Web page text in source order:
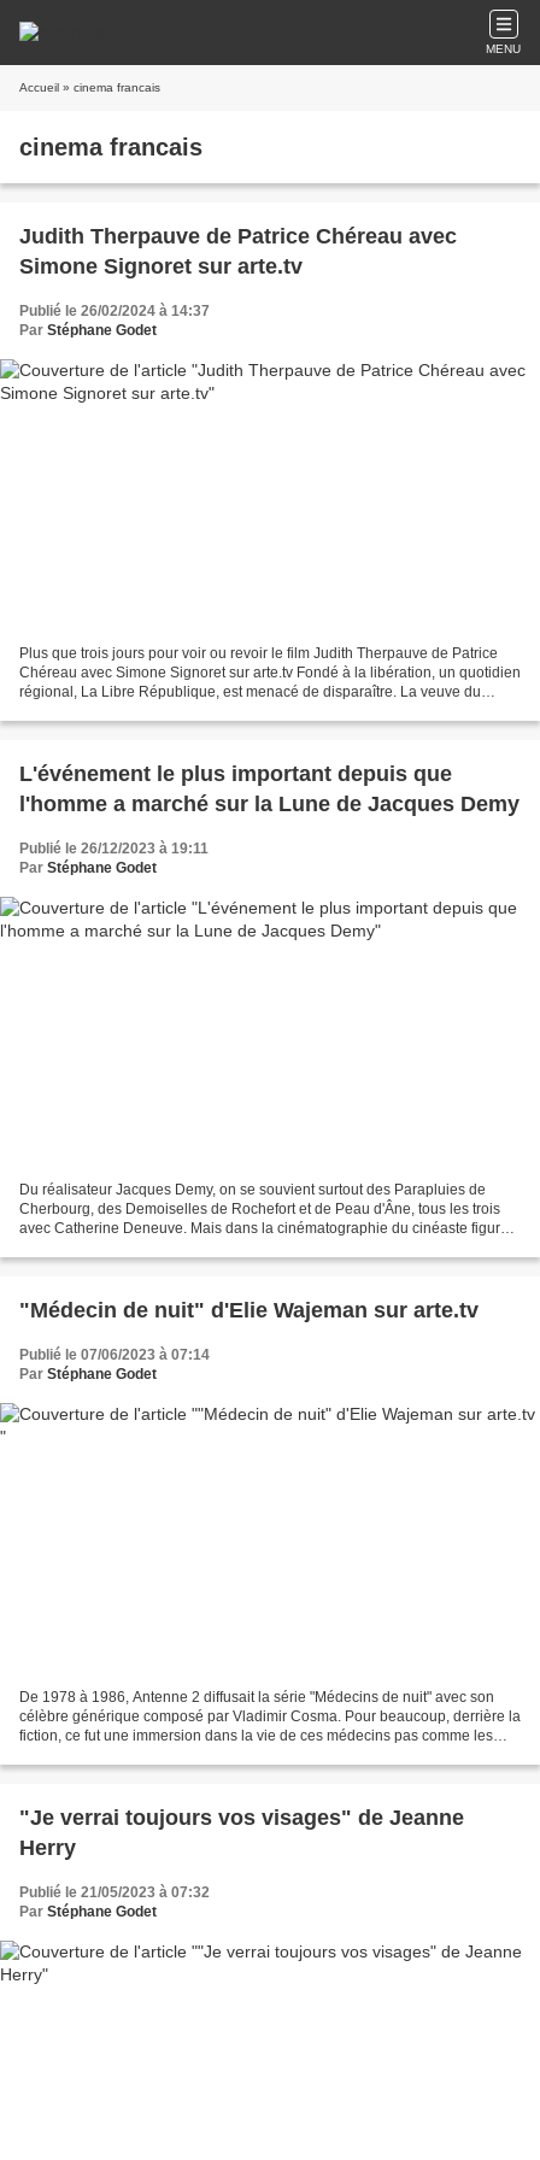
MENU
Accueil » cinema francais
cinema francais
Judith Therpauve de Patrice Chéreau avec
Simone Signoret sur arte.tv
Publié le 26/02/2024 à 14:37
Par Stéphane Godet
Plus que trois jours pour voir ou revoir le film Judith Therpauve de Patrice
Chéreau avec Simone Signoret sur arte.tv Fondé à la libération, un quotidien
régional, La Libre République, est menacé de disparaître. La veuve du
L'événement le plus important depuis que
l'homme a marché sur la Lune de Jacques Demy
Publié le 26/12/2023 à 19:11
Par Stéphane Godet
Du réalisateur Jacques Demy, on se souvient surtout des Parapluies de
Cherbourg, des Demoiselles de Rochefort et de Peau d'Âne, tous les trois
avec Catherine Deneuve. Mais dans la cinématographie du cinéaste figure
"Médecin de nuit" d'Elie Wajeman sur arte.tv
Publié le 07/06/2023 à 07:14
Par Stéphane Godet
De 1978 à 1986, Antenne 2 diffusait la série "Médecins de nuit" avec son
célèbre générique composé par Vladimir Cosma. Pour beaucoup, derrière la
fiction, ce fut une immersion dans la vie de ces médecins pas comme les
"Je verrai toujours vos visages" de Jeanne
Herry
Publié le 21/05/2023 à 07:32
Par Stéphane Godet